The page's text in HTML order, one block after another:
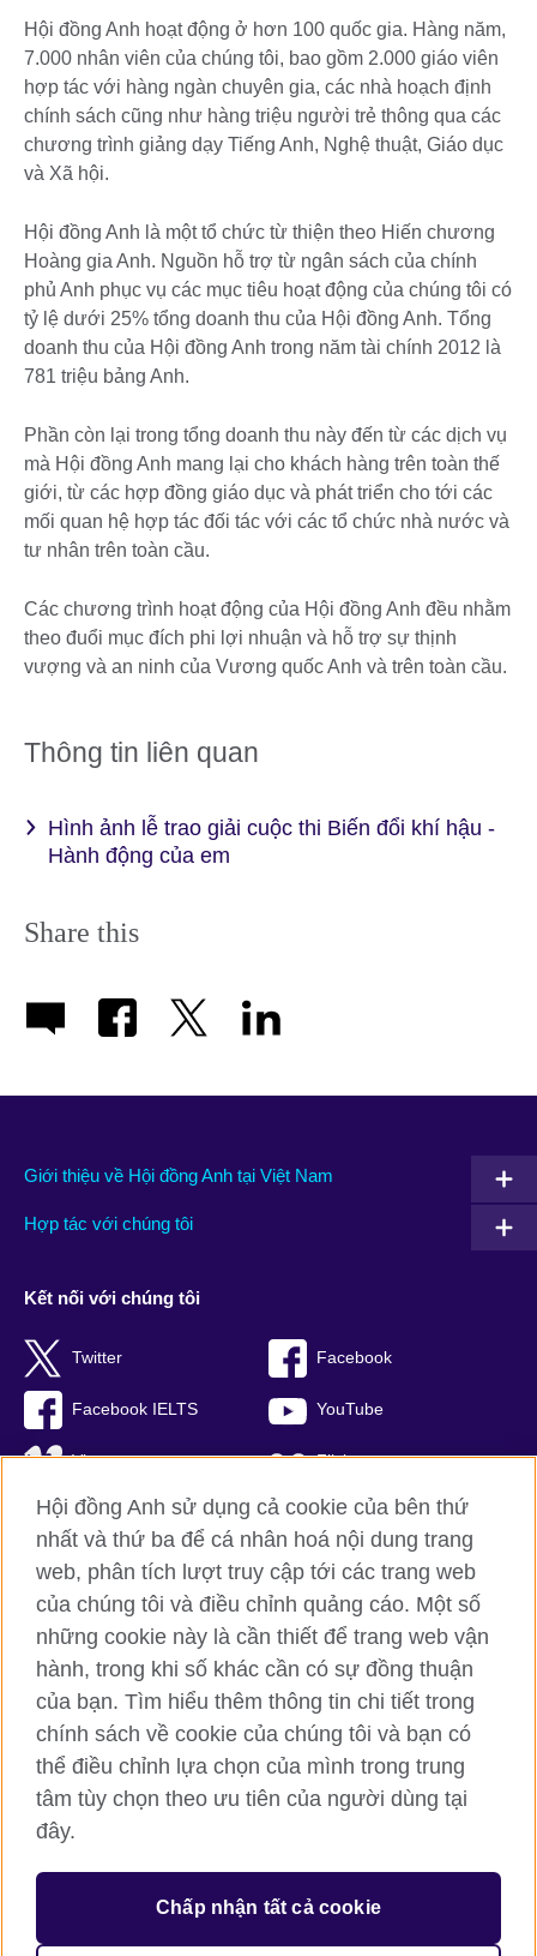
Hội đồng Anh hoạt động ở hơn 100 quốc gia. Hàng năm,
7.000 nhân viên của chúng tôi, bao gồm 2.000 giáo viên
hợp tác với hàng ngàn chuyên gia, các nhà hoạch định
chính sách cũng như hàng triệu người trẻ thông qua các
chương trình giảng dạy Tiếng Anh, Nghệ thuật, Giáo dục
và Xã hội.
Hội đồng Anh là một tổ chức từ thiện theo Hiến chương
Hoàng gia Anh. Nguồn hỗ trợ từ ngân sách của chính
phủ Anh phục vụ các mục tiêu hoạt động của chúng tôi có
tỷ lệ dưới 25% tổng doanh thu của Hội đồng Anh. Tổng
doanh thu của Hội đồng Anh trong năm tài chính 2012 là
781 triệu bảng Anh.
Phần còn lại trong tổng doanh thu này đến từ các dịch vụ
mà Hội đồng Anh mang lại cho khách hàng trên toàn thế
giới, từ các hợp đồng giáo dục và phát triển cho tới các
mối quan hệ hợp tác đối tác với các tổ chức nhà nước và
tư nhân trên toàn cầu.
Các chương trình hoạt động của Hội đồng Anh đều nhằm
theo đuổi mục đích phi lợi nhuận và hỗ trợ sự thịnh
vượng và an ninh của Vương quốc Anh và trên toàn cầu.
Thông tin liên quan
Hình ảnh lễ trao giải cuộc thi Biến đổi khí hậu -
Hành động của em
Share this
Giới thiệu về Hội đồng Anh tại Việt Nam
Hợp tác với chúng tôi
Kết nối với chúng tôi
Twitter Facebook
Facebook IELTS YouTube
Vimeo Flickr
RSS TikTok
Hội đồng Anh toàn cầu
Bảo mật thông tin và quy định sử dụng
Cookie
Sơ đồ trang
© 2026 British Council
British Council (Viet Nam) LLC (
(0)24 37281920; email: bchanoi@britishcouncil.org.vn) is a
subsidiary of the British Council which is the United Kingdom’s
Hội đồng Anh sử dụng cả cookie của bên thứ
nhất và thứ ba để cá nhân hoá nội dung trang
web, phân tích lượt truy cập tới các trang web
của chúng tôi và điều chỉnh quảng cáo. Một số
những cookie này là cần thiết để trang web vận
hành, trong khi số khác cần có sự đồng thuận
của bạn. Tìm hiểu thêm thông tin chi tiết trong
chính sách về cookie của chúng tôi và bạn có
thể điều chỉnh lựa chọn của mình trong trung
tâm tùy chọn theo ưu tiên của người dùng tại
đây.
Chấp nhận tất cả cookie